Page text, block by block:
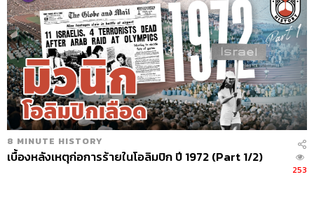
8 MINUTE HISTORY
เบื้องหลังเหตุก่อการร้ายในโอลิมปิก ปี 1972 (Part 1/2)
253